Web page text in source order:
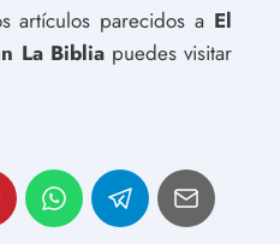
artículos parecidos a El
La Bibliapuedes visitar